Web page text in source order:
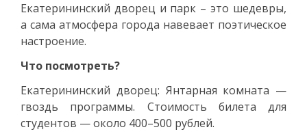
Екатерининский дворец и парк – это шедевры,
а сама атмосфера города навевает поэтическое
настроение.
Что посмотреть?
Екатерининский дворец: Янтарная комната —
гвоздь программы. Стоимость билета для
студентов — около 400–500 рублей.